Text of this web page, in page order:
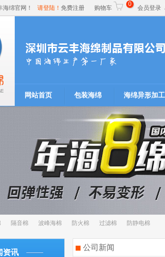
绵官网！ 请登陆！ 免费注册 购物车
0
会员登录
网站首页 包装海绵 海绵异形加工
百叶窗图片载入中
隔音棉 波峰海棉 防火棉 过滤棉 防静电棉
资讯
公司新闻